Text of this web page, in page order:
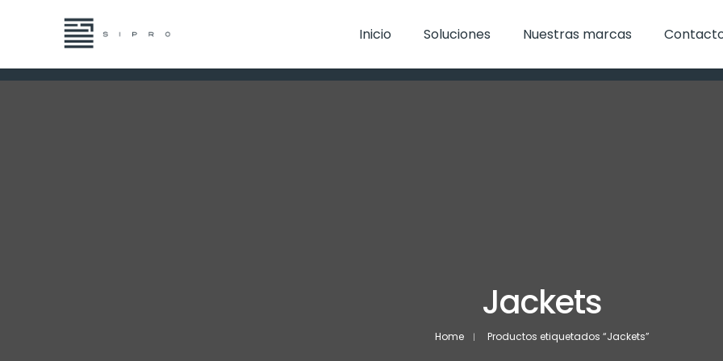
Inicio Soluciones Nuestras marcas
Jackets
Home Productos etiquetados “Jackets”